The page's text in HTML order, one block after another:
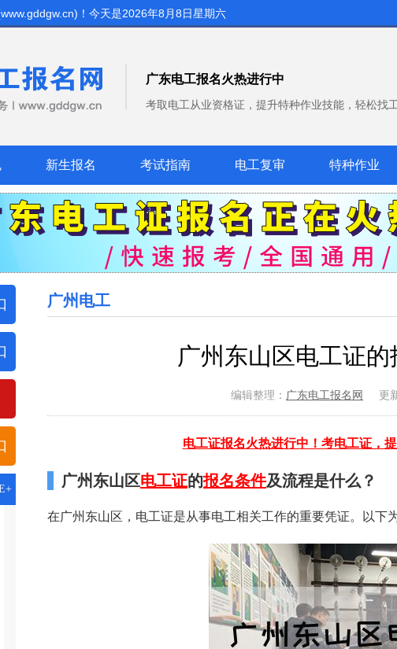
！今天是2026年8月8日星期六
广东电工报名火热进行中
考取电工从业资格证，提升特种作业技能，轻松找
新生报名 考试指南 电工复审 特种作业
广州电工
广州东山区电工证
编辑整理： 广东电工报名网 更
电工证报名火热进行中！考电工证，
广州东山区电工证的报名条件及流程是什么？
在广州东山区，电工证是从事电工相关工作的重要凭证。以下